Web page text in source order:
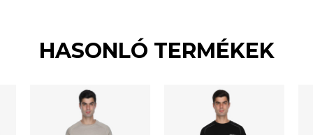
HASONLÓ TERMÉKEK